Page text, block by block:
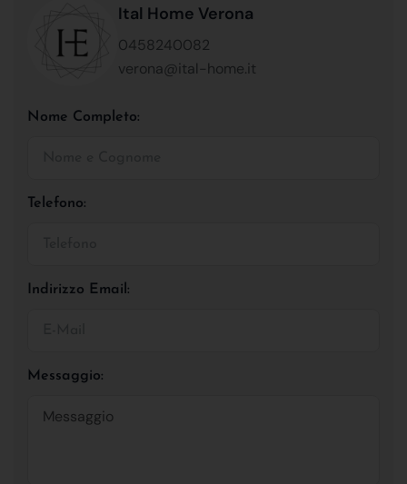
Ital Home Verona
0458240082
verona@ital-home.it
Nome Completo:
Telefono:
Indirizzo Email:
Messaggio: